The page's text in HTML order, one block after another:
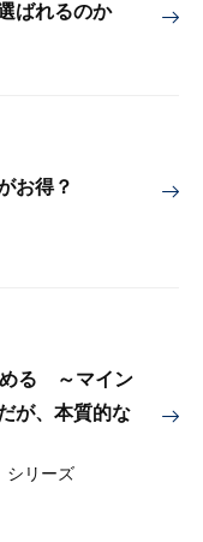
ばれるのか
お得？
める ～マイン
が、本質的な
シリーズ